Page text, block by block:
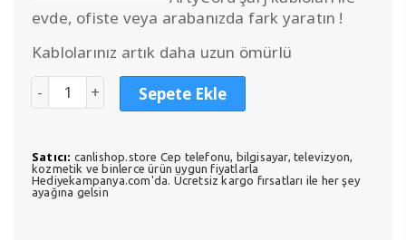
evde, ofiste veya arabanızda fark yaratın !
Kablolarınız artık daha uzun ömürlü
Sepete Ekle
Satıcı: canlishop.store Cep telefonu, bilgisayar, televizyon,
kozmetik ve binlerce ürün uygun fiyatlarla
Hediyekampanya.com'da. Ücretsiz kargo fırsatları ile her şey
ayağına gelsin